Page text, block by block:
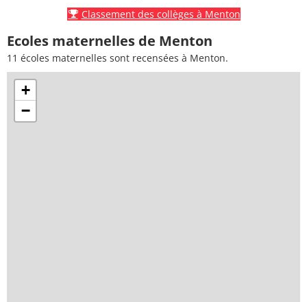
Classement des collèges à Menton
Ecoles maternelles de Menton
11 écoles maternelles sont recensées à Menton.
+
−